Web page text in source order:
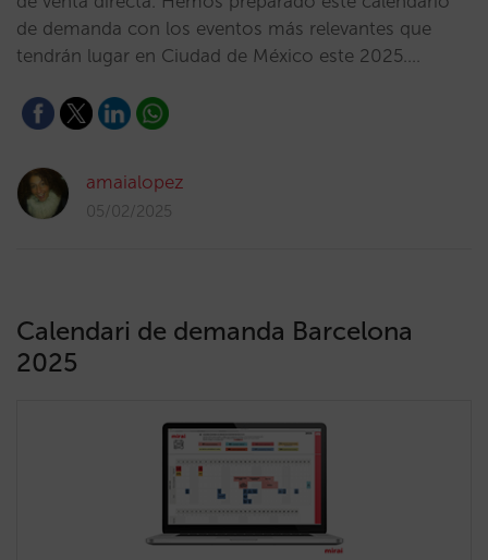
de demanda con los eventos más relevantes que
tendrán lugar en Ciudad de México este 2025.…
amaialopez
05/02/2025
Calendari de demanda Barcelona
2025